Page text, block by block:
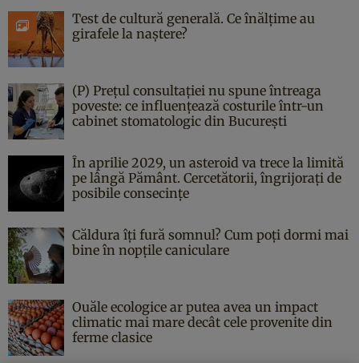
Test de cultură generală. Ce înălțime au
girafele la naștere?
(P) Prețul consultației nu spune întreaga
poveste: ce influențează costurile într-un
cabinet stomatologic din București
În aprilie 2029, un asteroid va trece la limită
pe lângă Pământ. Cercetătorii, îngrijorați de
posibile consecințe
Căldura îți fură somnul? Cum poți dormi mai
bine în nopțile caniculare
Ouăle ecologice ar putea avea un impact
climatic mai mare decât cele provenite din
ferme clasice